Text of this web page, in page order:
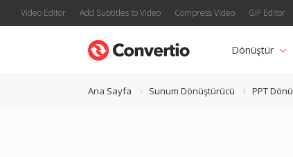
Video Editor Add Subtitles to Video Compress Video GIF Editor
Dönüştür
Ana Sayfa Sunum Dönüştürücü PPT